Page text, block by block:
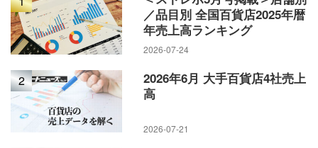
／品目別 全国百貨店2025年暦
年売上高ランキング
2026-07-24
2
2026年6月 大手百貨店4社売上
高
2026-07-21